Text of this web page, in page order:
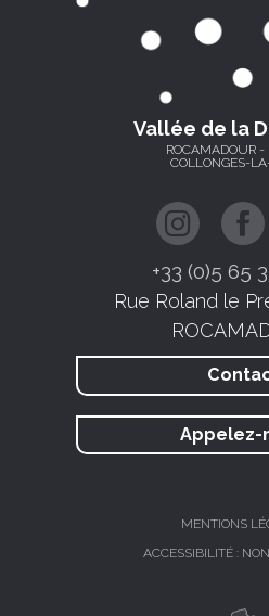
Vallée de la
ROCAMADOUR -
COLLONGES-
+33 (0)5 65
Rue Roland le
Appelez-
MENTIONS
ACCESSIBILITÉ :